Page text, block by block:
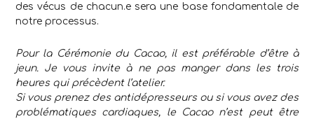
des vécus de chacun.e sera une base fondamentale de
notre processus.
Pour la Cérémonie du Cacao, il est préférable d’être à
jeun. Je vous invite à ne pas manger dans les trois
heures qui précèdent l’atelier.
Si vous prenez des antidépresseurs ou si vous avez des
problématiques cardiaques, le Cacao n’est peut être